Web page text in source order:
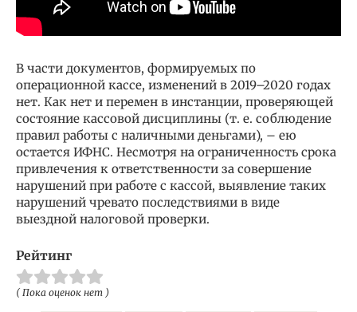
В части документов, формируемых по
операционной кассе, изменений в 2019–2020 годах
нет. Как нет и перемен в инстанции, проверяющей
состояние кассовой дисциплины (т. е. соблюдение
правил работы с наличными деньгами), – ею
остается ИФНС. Несмотря на ограниченность срока
привлечения к ответственности за совершение
нарушений при работе с кассой, выявление таких
нарушений чревато последствиями в виде
выездной налоговой проверки.
Рейтинг
( Пока оценок нет )